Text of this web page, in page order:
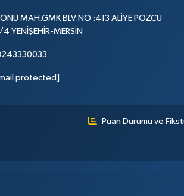
MAH.GMK BLV.NO :413 ALİYE POZCU
YENİŞEHİR-MERSİN
protected]
Puan Durumu ve